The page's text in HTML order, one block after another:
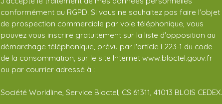
conformément au RGPD. Si vous ne souhaitez pas faire l'objet
de prospection commerciale par voie téléphonique, vous
pouvez vous inscrire gratuitement sur la liste d'opposition au
démarchage téléphonique, prévu par l'article L223-1 du code
de la consommation, sur le site Internet www.bloctel.gouv.fr
ou par courrier adressé à :
Société Worldline, Service Bloctel, CS 61311, 41013 BLOIS CEDEX.